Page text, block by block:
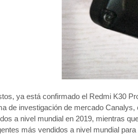
ya está confirmado el Redmi K30
de investigación de mercado
a nivel mundial en 2019, mientras
más vendidos a nivel mundial